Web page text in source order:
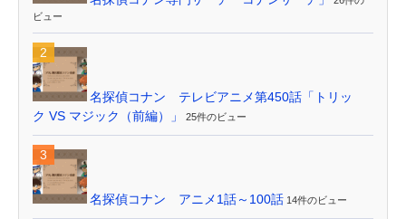
ビュー
名探偵コナン テレビアニメ第450話「トリッ
ク VS マジック（前編）」
25件のビュー
名探偵コナン アニメ1話～100話 14件のビュー